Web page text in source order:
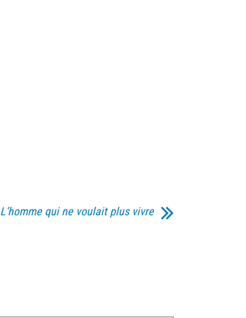
L’homme qui ne voulait plus vivre